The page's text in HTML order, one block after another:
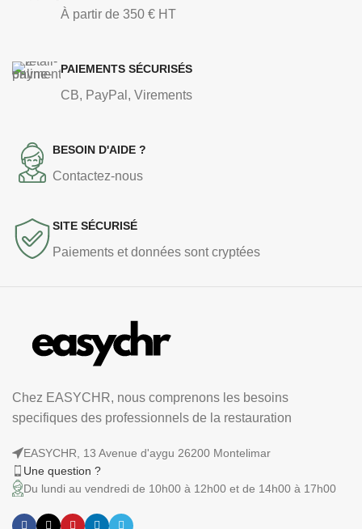
À partir de 350 € HT
PAIEMENTS SÉCURISÉS
CB, PayPal, Virements
BESOIN D'AIDE ?
Contactez-nous
SITE SÉCURISÉ
Paiements et données sont cryptées
Chez EASYCHR, nous comprenons les besoins
specifiques des professionnels de la restauration
EASYCHR, 13 Avenue d'aygu 26200 Montelimar
Une question ?
Du lundi au vendredi de 10h00 à 12h00 et de 14h00 à 17h00